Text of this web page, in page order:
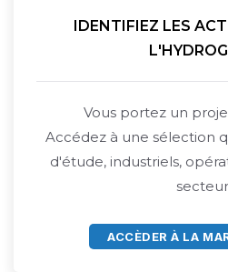
IDENTIFIEZ LES
Vous portez un
Accédez à une sélection
d'étude, industriels,
ACCÈDER À LA